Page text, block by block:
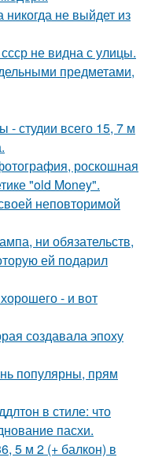
никогда не выйдет из
не видна с улицы.
предметами,
- студии всего 15, 7 м
роскошная
"old Money".
неповторимой
ни обязательств,
ей подарил
- и вот
создавала эпоху
популярны, прям
в стиле: что
пасхи.
5 м 2 (+ балкон) в